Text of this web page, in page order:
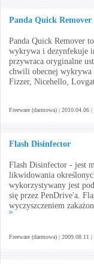
Panda Quick Remover
Panda Quick Remover
wykrywa i dezynfekuje
przywraca oryginalne
chwili obecnej wykrywa
Fizzer, Nicehello,
Freeware (darmowa) | 2010.04.06
Flash Disinfector
Flash Disinfector - jest
likwidowania
wykorzystywany jest
się przez PenDrive'a.
wyczyszczeniem
Freeware (darmowa) | 2009.08.11